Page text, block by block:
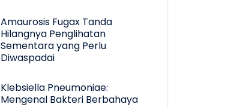
Amaurosis Fugax Tanda
Hilangnya Penglihatan
Sementara yang Perlu
Diwaspadai
Klebsiella Pneumoniae:
Mengenal Bakteri Berbahaya